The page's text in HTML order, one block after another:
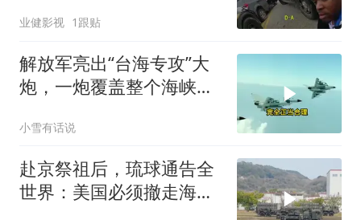
业健影视 1跟贴
解放军亮出“台海专攻”大
炮，一炮覆盖整个海峡，
小雪有话说
赴京祭祖后，琉球通告全
世界：美国必须撤走海马